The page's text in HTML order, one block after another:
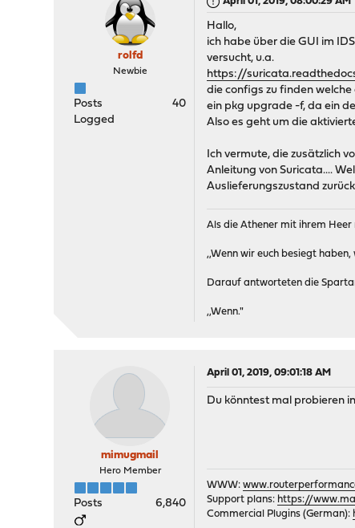
rolfd
Newbie
Posts
40
Logged
Hallo,
ich habe über die GUI im
versucht, u.a.
https://
die configs zu finden
ein pkg upgrade -f, da ein
Also es geht um die
Ich vermute, die zusätzlich
Anleitung von Suricata....
Auslieferungszustand
Als die Athener mit ihrem
,,Wenn wir euch besiegt
Darauf antworteten die
,,Wenn."
mimugmail
Hero Member
Posts 6,840
April 01, 2019, 09:01:18 AM
Du könntest mal probieren
WWW:
Support plans: https://
Commercial Plugins (German):